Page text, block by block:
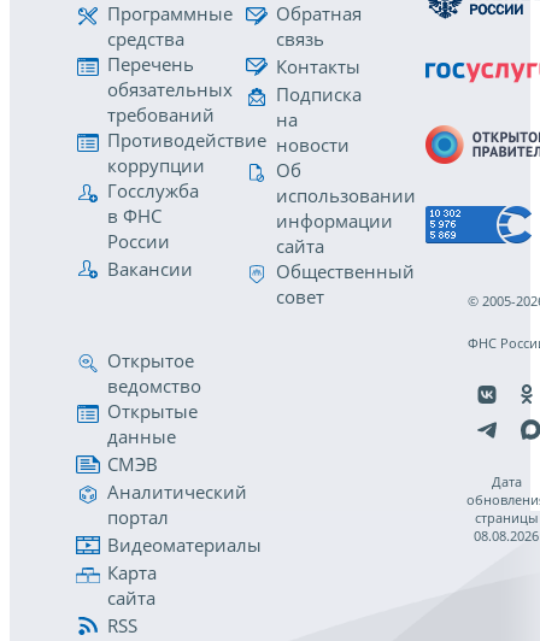
Программные
средства
Перечень
обязательных
требований
Противодействие
коррупции
Госслужба
в ФНС
России
Вакансии
Обратная
связь
Контакты
Подписка
на
новости
Об
использовании
информации
сайта
Общественный
совет
Открытое
ведомство
Открытые
данные
СМЭВ
Аналитический
портал
Видеоматериалы
Карта
сайта
RSS
© 2005-
ФНС
Дата
страницы
08.08.2026